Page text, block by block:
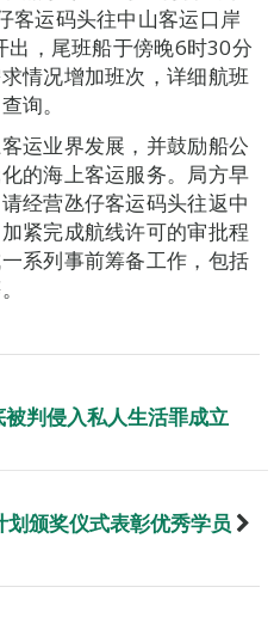
客运码头往中山客运口岸
，尾班船于傍晚6时30分
情况增加班次，详细航班
询。
运业界发展，并鼓励船公
的海上客运服务。局方早
经营氹仔客运码头往返中
紧完成航线许可的审批程
系列事前筹备工作，包括
判侵入私人生活罪成立
划颁奖仪式表彰优秀学员